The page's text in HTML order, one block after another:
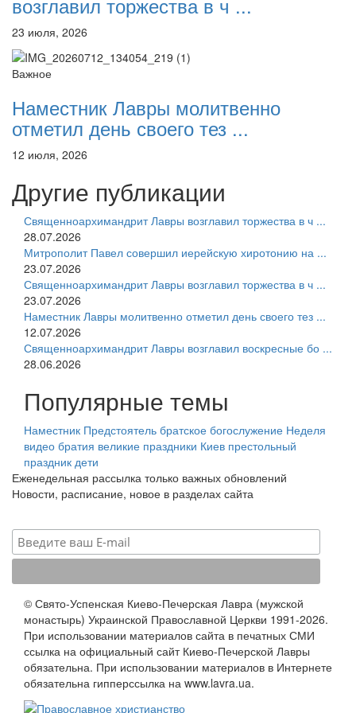
23 июля, 2026
Важное
Наместник Лавры молитвенно
отметил день своего тез ...
12 июля, 2026
Другие публикации
Священноархимандрит Лавры возглавил торжества в ч ...
28.07.2026
Митрополит Павел совершил иерейскую хиротонию на ...
23.07.2026
Священноархимандрит Лавры возглавил торжества в ч ...
23.07.2026
Наместник Лавры молитвенно отметил день своего тез ...
12.07.2026
Священноархимандрит Лавры возглавил воскресные бо ...
28.06.2026
Популярные темы
Наместник Предстоятель братское богослужение Неделя
видео братия великие праздники Киев престольный
праздник дети
Еженедельная рассылка только важных обновлений
Новости, расписание, новое в разделах сайта
© Свято-Успенская Киево-Печерская Лавра (мужской
монастырь) Украинской Православной Церкви 1991-2026.
При использовании материалов сайта в печатных СМИ
ссылка на официальный сайт Киево-Печерской Лавры
обязательна. При использовании материалов в Интернете
обязательна гипперссылка на www.lavra.ua.